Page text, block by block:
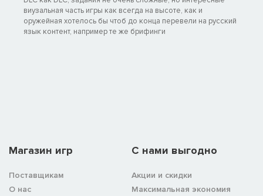
виузальная часть игры как всегда на высоте, как и
оружейная хотелось бы чтоб до конца перевели на русский
язык контент, например те же брифинги
Магазин игр
Поставщикам
О нас
C нами выгодно
Акции и скидки
Максимальная экономия